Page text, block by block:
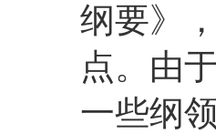
纲要》
点。由
一些纲